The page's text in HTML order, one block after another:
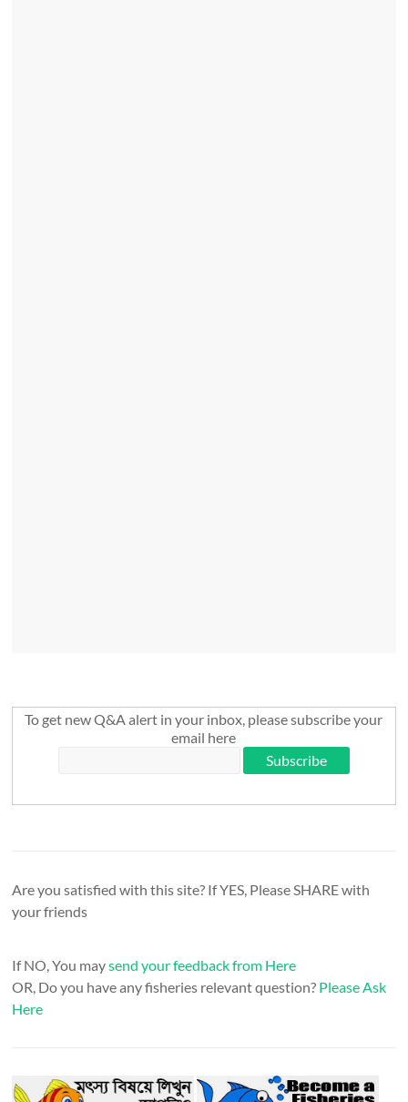
To get new Q&A alert in your inbox, please subscribe your
email here
Are you satisfied with this site? If YES, Please SHARE with
your friends
If NO, You maysend your feedback from Here
OR, Do you have any fisheries relevant question? Please Ask
Here